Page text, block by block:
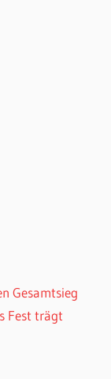
Gesamtsieg
Fest trägt